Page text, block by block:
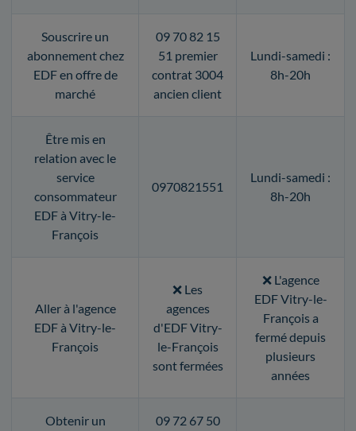
Souscrire un
abonnement chez
EDF en offre de
marché
09 70 82 15
51 premier
contrat 3004
ancien client
Lundi-samedi :
8h-20h
Être mis en
relation avec le
service
consommateur
EDF à Vitry-le-
François
0970821551
Lundi-samedi :
8h-20h
Aller à l'agence
EDF à Vitry-le-
François
❌ Les
agences
d'EDF Vitry-
le-François
sont fermées
❌ L'agence
EDF Vitry-le-
François a
fermé depuis
plusieurs
années
Obtenir un
09 72 67 50